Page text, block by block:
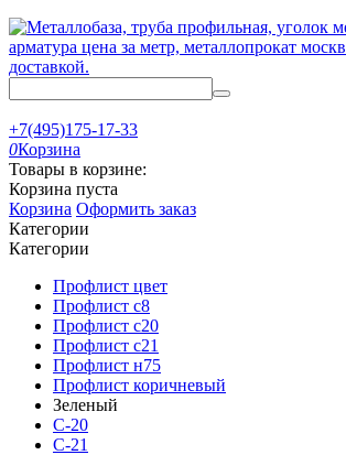
+7(495)175-17-33
0Корзина
Товары в корзине:
Корзина пуста
Корзина Оформить заказ
Категории
Категории
Профлист цвет
Профлист с8
Профлист с20
Профлист с21
Профлист н75
Профлист коричневый
Зеленый
С-20
С-21